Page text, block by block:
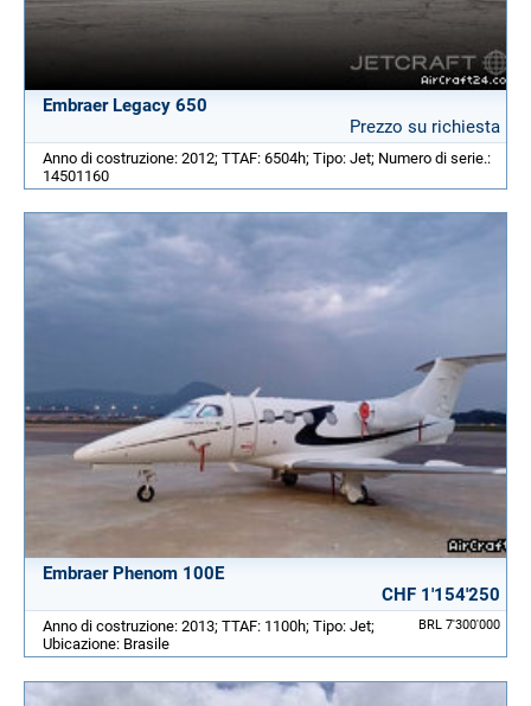
Embraer Legacy 650
Prezzo su richiesta
Anno di costruzione: 2012; TTAF: 6504h; Tipo: Jet; Numero di serie.:
14501160
Embraer Phenom 100E
CHF 1'154'250
BRL 7'300'000
Anno di costruzione: 2013; TTAF: 1100h; Tipo: Jet;
Ubicazione: Brasile